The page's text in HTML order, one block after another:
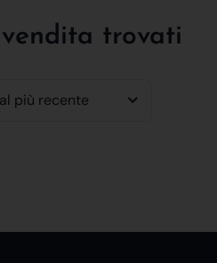
trovati
più recente